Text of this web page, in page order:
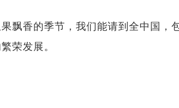
香的季节，我们能请到全中国，
荣发展。